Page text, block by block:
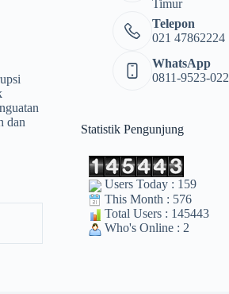
dan
Timur
Telepon
021 47862224
WhatsApp
0811-9523-022
Statistik Pengunjung
Users Today : 159
This Month : 576
Total Users : 145443
Who's Online : 2